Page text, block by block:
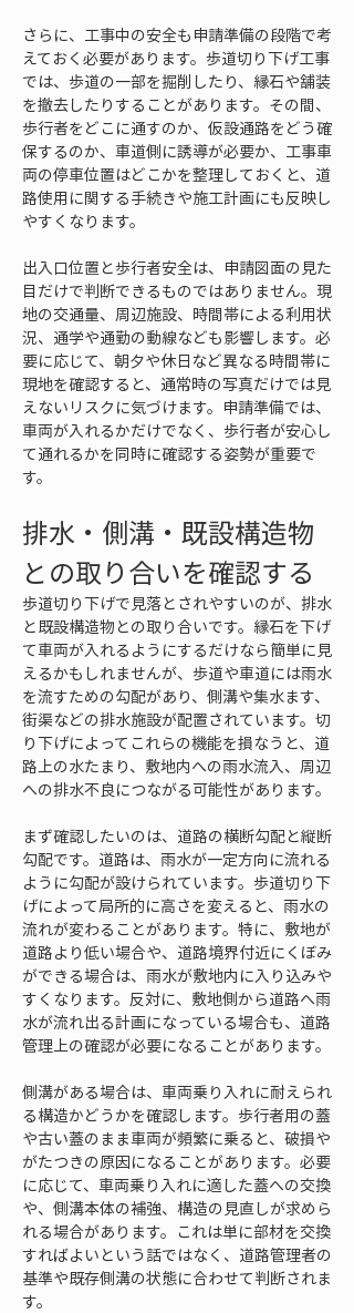
さらに、工事中の安全も申請準備の段階で考
えておく必要があります。歩道切り下げ工事
では、歩道の一部を掘削したり、縁石や舗装
を撤去したりすることがあります。その間、
歩行者をどこに通すのか、仮設通路をどう確
保するのか、車道側に誘導が必要か、工事車
両の停車位置はどこかを整理しておくと、道
路使用に関する手続きや施工計画にも反映し
やすくなります。
出入口位置と歩行者安全は、申請図面の見た
目だけで判断できるものではありません。現
地の交通量、周辺施設、時間帯による利用状
況、通学や通勤の動線なども影響します。必
要に応じて、朝夕や休日など異なる時間帯に
現地を確認すると、通常時の写真だけでは見
えないリスクに気づけます。申請準備では、
車両が入れるかだけでなく、歩行者が安心し
て通れるかを同時に確認する姿勢が重要で
す。
排水・側溝・既設構造物
との取り合いを確認する
歩道切り下げで見落とされやすいのが、排水
と既設構造物との取り合いです。縁石を下げ
て車両が入れるようにするだけなら簡単に見
えるかもしれませんが、歩道や車道には雨水
を流すための勾配があり、側溝や集水ます、
街渠などの排水施設が配置されています。切
り下げによってこれらの機能を損なうと、道
路上の水たまり、敷地内への雨水流入、周辺
への排水不良につながる可能性があります。
まず確認したいのは、道路の横断勾配と縦断
勾配です。道路は、雨水が一定方向に流れる
ように勾配が設けられています。歩道切り下
げによって局所的に高さを変えると、雨水の
流れが変わることがあります。特に、敷地が
道路より低い場合や、道路境界付近にくぼみ
ができる場合は、雨水が敷地内に入り込みや
すくなります。反対に、敷地側から道路へ雨
水が流れ出る計画になっている場合も、道路
管理上の確認が必要になることがあります。
側溝がある場合は、車両乗り入れに耐えられ
る構造かどうかを確認します。歩行者用の蓋
や古い蓋のまま車両が頻繁に乗ると、破損や
がたつきの原因になることがあります。必要
に応じて、車両乗り入れに適した蓋への交換
や、側溝本体の補強、構造の見直しが求めら
れる場合があります。これは単に部材を交換
すればよいという話ではなく、道路管理者の
基準や既存側溝の状態に合わせて判断されま
す。